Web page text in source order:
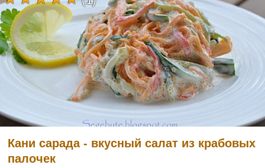
Кани сарада - вкусный салат из крабовых
палочек